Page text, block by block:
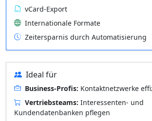
vCard-Export
Internationale Formate
Zeitersparnis durch Automatisierung
Ideal für
Business-Profis: Kontaktnetzwerke
Vertriebsteams: Interessenten- und
Kundendatenbanken pflegen